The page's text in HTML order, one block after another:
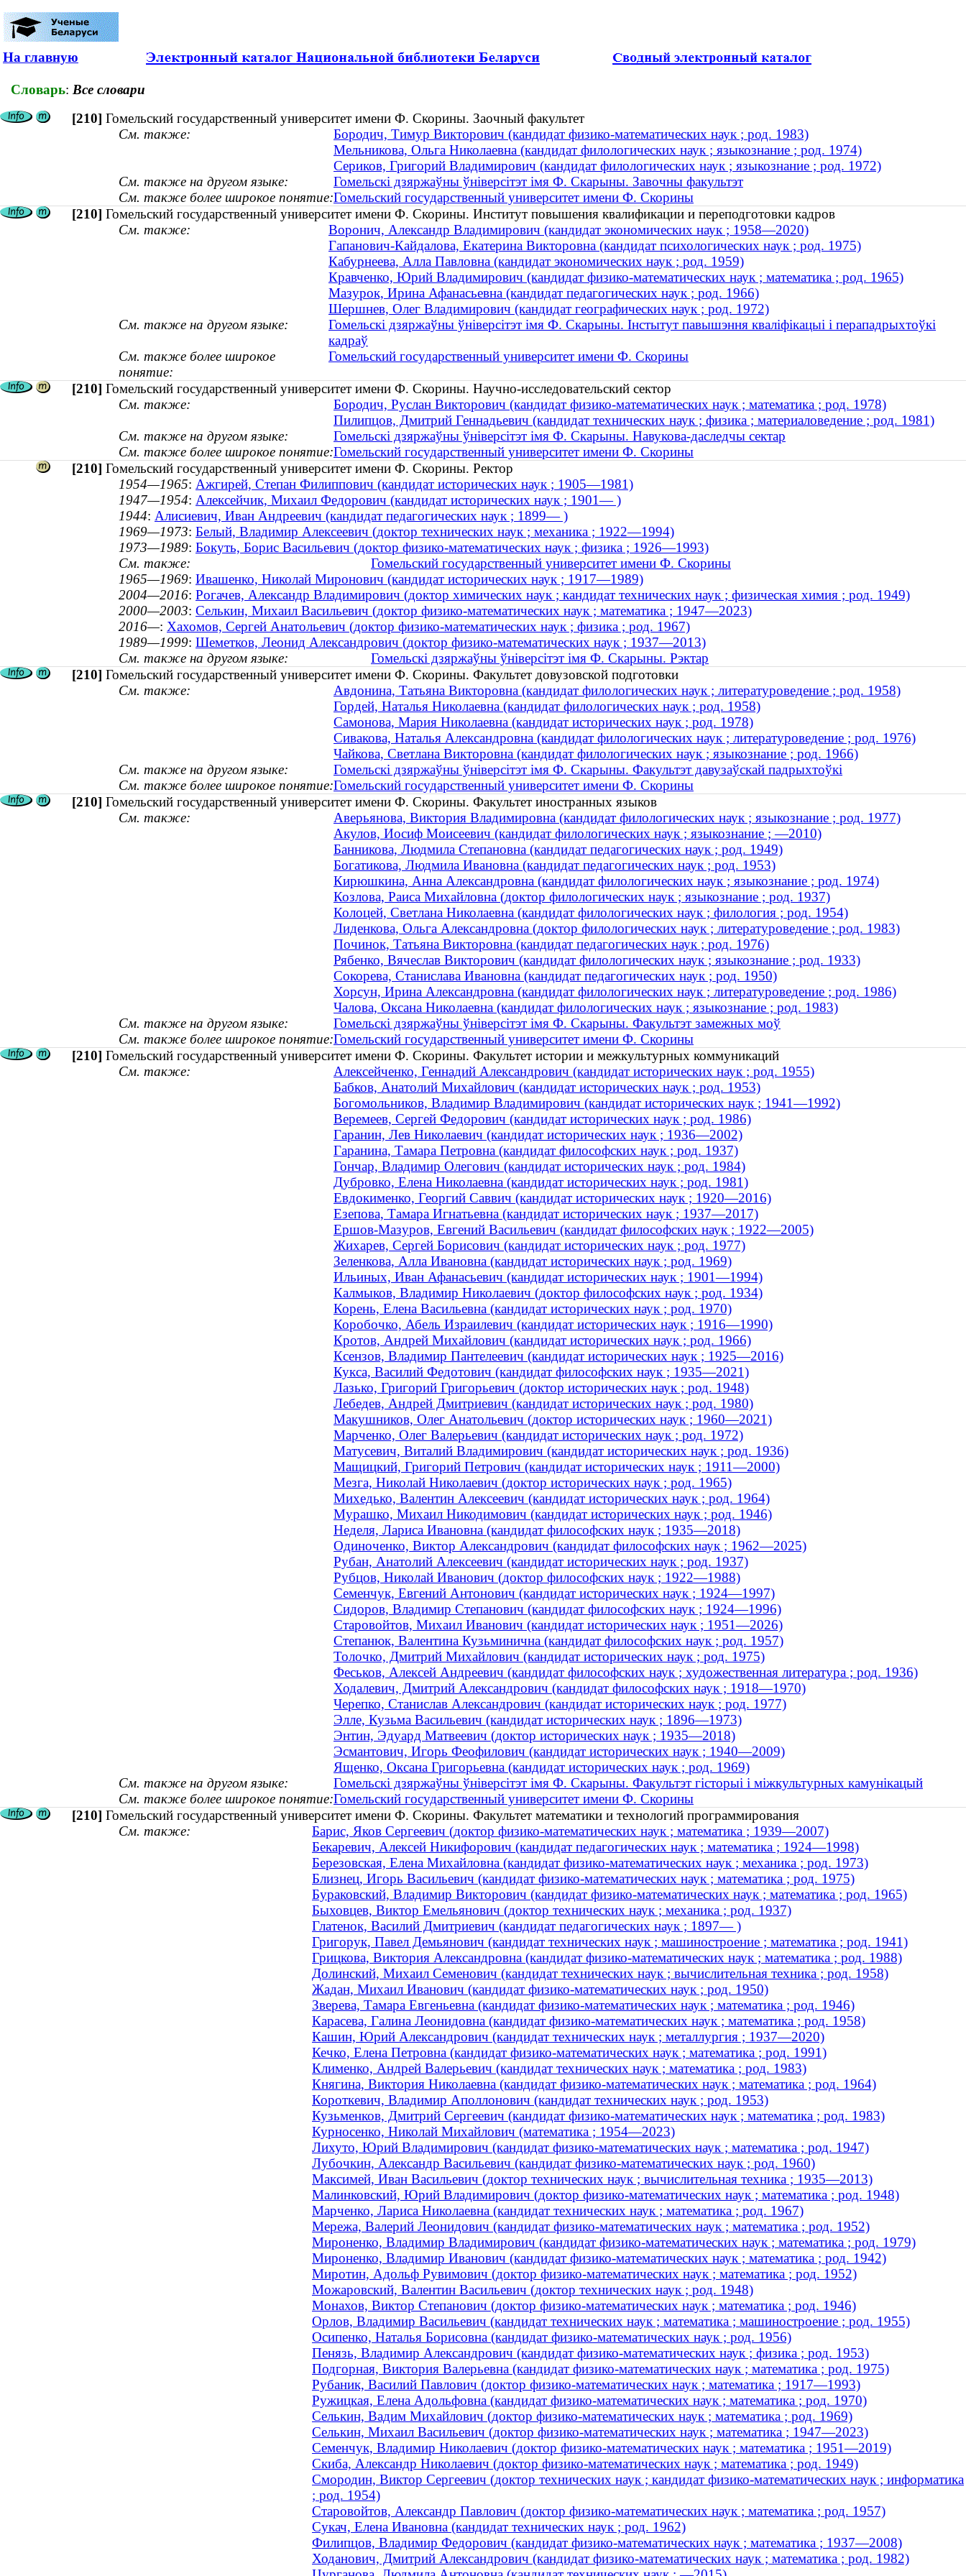
На главную
Словарь: Все словари
[210] Гомельский государственный университет имени Ф. Скорины. Заочный факультет
См. также:
Бородич, Тимур Викторович (кандидат физико-математических наук ; род. 1983)
Мельникова, Ольга Николаевна (кандидат филологических наук ; языкознание ; род. 1974)
Сериков, Григорий Владимирович (кандидат филологических наук ; языкознание ; род. 1972)
См. также на другом языке:
Гомельскі дзяржаўны ўніверсітэт імя Ф. Скарыны. Завочны факультэт
См. также более широкое понятие:Гомельский государственный университет имени Ф. Скорины
[210] Гомельский государственный университет имени Ф. Скорины. Институт повышения квалификации и переподготовки кадров
См. также:
Воронич, Александр Владимирович (кандидат экономических наук ; 1958—2020)
Гапанович-Кайдалова, Екатерина Викторовна (кандидат психологических наук ; род. 1975)
Кабурнеева, Алла Павловна (кандидат экономических наук ; род. 1959)
Кравченко, Юрий Владимирович (кандидат физико-математических наук ; математика ; род. 1965)
Мазурок, Ирина Афанасьевна (кандидат педагогических наук ; род. 1966)
Шершнев, Олег Владимирович (кандидат географических наук ; род. 1972)
См. также на другом языке:
Гомельскі дзяржаўны ўніверсітэт імя Ф. Скарыны. Інстытут павышэння кваліфікацыі і перападрыхтоўкі
кадраў
См. также более широкое
понятие:
Гомельский государственный университет имени Ф. Скорины
[210] Гомельский государственный университет имени Ф. Скорины. Научно-исследовательский сектор
См. также:
Бородич, Руслан Викторович (кандидат физико-математических наук ; математика ; род. 1978)
Пилипцов, Дмитрий Геннадьевич (кандидат технических наук ; физика ; материаловедение ; род. 1981)
См. также на другом языке:
Гомельскі дзяржаўны ўніверсітэт імя Ф. Скарыны. Навукова-даследчы сектар
См. также более широкое понятие:Гомельский государственный университет имени Ф. Скорины
[210] Гомельский государственный университет имени Ф. Скорины. Ректор
1954—1965: Ажгирей, Степан Филиппович (кандидат исторических наук ; 1905—1981)
1947—1954: Алексейчик, Михаил Федорович (кандидат исторических наук ; 1901— )
1944: Алисиевич, Иван Андреевич (кандидат педагогических наук ; 1899— )
1969—1973: Белый, Владимир Алексеевич (доктор технических наук ; механика ; 1922—1994)
1973—1989: Бокуть, Борис Васильевич (доктор физико-математических наук ; физика ; 1926—1993)
См. также:
Гомельский государственный университет имени Ф. Скорины
1965—1969: Ивашенко, Николай Миронович (кандидат исторических наук ; 1917—1989)
2004—2016: Рогачев, Александр Владимирович (доктор химических наук ; кандидат технических наук ; физическая химия ; род. 1949)
2000—2003: Селькин, Михаил Васильевич (доктор физико-математических наук ; математика ; 1947—2023)
2016—: Хахомов, Сергей Анатольевич (доктор физико-математических наук ; физика ; род. 1967)
1989—1999: Шеметков, Леонид Александрович (доктор физико-математических наук ; 1937—2013)
См. также на другом языке:
Гомельскі дзяржаўны ўніверсітэт імя Ф. Скарыны. Рэктар
[210] Гомельский государственный университет имени Ф. Скорины. Факультет довузовской подготовки
См. также:
Авдонина, Татьяна Викторовна (кандидат филологических наук ; литературоведение ; род. 1958)
Гордей, Наталья Николаевна (кандидат филологических наук ; род. 1958)
Самонова, Мария Николаевна (кандидат исторических наук ; род. 1978)
Сивакова, Наталья Александровна (кандидат филологических наук ; литературоведение ; род. 1976)
Чайкова, Светлана Викторовна (кандидат филологических наук ; языкознание ; род. 1966)
См. также на другом языке:
Гомельскі дзяржаўны ўніверсітэт імя Ф. Скарыны. Факультэт давузаўскай падрыхтоўкі
См. также более широкое понятие:Гомельский государственный университет имени Ф. Скорины
[210] Гомельский государственный университет имени Ф. Скорины. Факультет иностранных языков
См. также:
Аверьянова, Виктория Владимировна (кандидат филологических наук ; языкознание ; род. 1977)
Акулов, Иосиф Моисеевич (кандидат филологических наук ; языкознание ; —2010)
Банникова, Людмила Степановна (кандидат педагогических наук ; род. 1949)
Богатикова, Людмила Ивановна (кандидат педагогических наук ; род. 1953)
Кирюшкина, Анна Александровна (кандидат филологических наук ; языкознание ; род. 1974)
Козлова, Раиса Михайловна (доктор филологических наук ; языкознание ; род. 1937)
Колоцей, Светлана Николаевна (кандидат филологических наук ; филология ; род. 1954)
Лиденкова, Ольга Александровна (доктор филологических наук ; литературоведение ; род. 1983)
Починок, Татьяна Викторовна (кандидат педагогических наук ; род. 1976)
Рябенко, Вячеслав Викторович (кандидат филологических наук ; языкознание ; род. 1933)
Сокорева, Станислава Ивановна (кандидат педагогических наук ; род. 1950)
Хорсун, Ирина Александровна (кандидат филологических наук ; литературоведение ; род. 1986)
Чалова, Оксана Николаевна (кандидат филологических наук ; языкознание ; род. 1983)
См. также на другом языке:
Гомельскі дзяржаўны ўніверсітэт імя Ф. Скарыны. Факультэт замежных моў
См. также более широкое понятие:Гомельский государственный университет имени Ф. Скорины
[210] Гомельский государственный университет имени Ф. Скорины. Факультет истории и межкультурных коммуникаций
См. также:
Алексейченко, Геннадий Александрович (кандидат исторических наук ; род. 1955)
Бабков, Анатолий Михайлович (кандидат исторических наук ; род. 1953)
Богомольников, Владимир Владимирович (кандидат исторических наук ; 1941—1992)
Веремеев, Сергей Федорович (кандидат исторических наук ; род. 1986)
Гаранин, Лев Николаевич (кандидат исторических наук ; 1936—2002)
Гаранина, Тамара Петровна (кандидат философских наук ; род. 1937)
Гончар, Владимир Олегович (кандидат исторических наук ; род. 1984)
Дубровко, Елена Николаевна (кандидат исторических наук ; род. 1981)
Евдокименко, Георгий Саввич (кандидат исторических наук ; 1920—2016)
Езепова, Тамара Игнатьевна (кандидат исторических наук ; 1937—2017)
Ершов-Мазуров, Евгений Васильевич (кандидат философских наук ; 1922—2005)
Жихарев, Сергей Борисович (кандидат исторических наук ; род. 1977)
Зеленкова, Алла Ивановна (кандидат исторических наук ; род. 1969)
Ильиных, Иван Афанасьевич (кандидат исторических наук ; 1901—1994)
Калмыков, Владимир Николаевич (доктор философских наук ; род. 1934)
Корень, Елена Васильевна (кандидат исторических наук ; род. 1970)
Коробочко, Абель Израилевич (кандидат исторических наук ; 1916—1990)
Кротов, Андрей Михайлович (кандидат исторических наук ; род. 1966)
Ксензов, Владимир Пантелеевич (кандидат исторических наук ; 1925—2016)
Кукса, Василий Федотович (кандидат философских наук ; 1935—2021)
Лазько, Григорий Григорьевич (доктор исторических наук ; род. 1948)
Лебедев, Андрей Дмитриевич (кандидат исторических наук ; род. 1980)
Макушников, Олег Анатольевич (доктор исторических наук ; 1960—2021)
Марченко, Олег Валерьевич (кандидат исторических наук ; род. 1972)
Матусевич, Виталий Владимирович (кандидат исторических наук ; род. 1936)
Мащицкий, Григорий Петрович (кандидат исторических наук ; 1911—2000)
Мезга, Николай Николаевич (доктор исторических наук ; род. 1965)
Михедько, Валентин Алексеевич (кандидат исторических наук ; род. 1964)
Мурашко, Михаил Никодимович (кандидат исторических наук ; род. 1946)
Неделя, Лариса Ивановна (кандидат философских наук ; 1935—2018)
Одиноченко, Виктор Александрович (кандидат философских наук ; 1962—2025)
Рубан, Анатолий Алексеевич (кандидат исторических наук ; род. 1937)
Рубцов, Николай Иванович (доктор философских наук ; 1922—1988)
Семенчук, Евгений Антонович (кандидат исторических наук ; 1924—1997)
Сидоров, Владимир Степанович (кандидат философских наук ; 1924—1996)
Старовойтов, Михаил Иванович (кандидат исторических наук ; 1951—2026)
Степанюк, Валентина Кузьминична (кандидат философских наук ; род. 1957)
Толочко, Дмитрий Михайлович (кандидат исторических наук ; род. 1975)
Феськов, Алексей Андреевич (кандидат философских наук ; художественная литература ; род. 1936)
Ходалевич, Дмитрий Александрович (кандидат философских наук ; 1918—1970)
Черепко, Станислав Александрович (кандидат исторических наук ; род. 1977)
Элле, Кузьма Васильевич (кандидат исторических наук ; 1896—1973)
Энтин, Эдуард Матвеевич (доктор исторических наук ; 1935—2018)
Эсмантович, Игорь Феофилович (кандидат исторических наук ; 1940—2009)
Ященко, Оксана Григорьевна (кандидат исторических наук ; род. 1969)
См. также на другом языке:
Гомельскі дзяржаўны ўніверсітэт імя Ф. Скарыны. Факультэт гісторыі і міжкультурных камунікацый
См. также более широкое понятие:Гомельский государственный университет имени Ф. Скорины
[210] Гомельский государственный университет имени Ф. Скорины. Факультет математики и технологий программирования
См. также:
Барис, Яков Сергеевич (доктор физико-математических наук ; математика ; 1939—2007)
Бекаревич, Алексей Никифорович (кандидат педагогических наук ; математика ; 1924—1998)
Березовская, Елена Михайловна (кандидат физико-математических наук ; механика ; род. 1973)
Близнец, Игорь Васильевич (кандидат физико-математических наук ; математика ; род. 1975)
Бураковский, Владимир Викторович (кандидат физико-математических наук ; математика ; род. 1965)
Быховцев, Виктор Емельянович (доктор технических наук ; механика ; род. 1937)
Глатенок, Василий Дмитриевич (кандидат педагогических наук ; 1897— )
Григорук, Павел Демьянович (кандидат технических наук ; машиностроение ; математика ; род. 1941)
Грицкова, Виктория Александровна (кандидат физико-математических наук ; математика ; род. 1988)
Долинский, Михаил Семенович (кандидат технических наук ; вычислительная техника ; род. 1958)
Жадан, Михаил Иванович (кандидат физико-математических наук ; род. 1950)
Зверева, Тамара Евгеньевна (кандидат физико-математических наук ; математика ; род. 1946)
Карасева, Галина Леонидовна (кандидат физико-математических наук ; математика ; род. 1958)
Кашин, Юрий Александрович (кандидат технических наук ; металлургия ; 1937—2020)
Кечко, Елена Петровна (кандидат физико-математических наук ; математика ; род. 1991)
Клименко, Андрей Валерьевич (кандидат технических наук ; математика ; род. 1983)
Княгина, Виктория Николаевна (кандидат физико-математических наук ; математика ; род. 1964)
Короткевич, Владимир Аполлонович (кандидат технических наук ; род. 1953)
Кузьменков, Дмитрий Сергеевич (кандидат физико-математических наук ; математика ; род. 1983)
Курносенко, Николай Михайлович (математика ; 1954—2023)
Лихуто, Юрий Владимирович (кандидат физико-математических наук ; математика ; род. 1947)
Лубочкин, Александр Васильевич (кандидат физико-математических наук ; род. 1960)
Максимей, Иван Васильевич (доктор технических наук ; вычислительная техника ; 1935—2013)
Малинковский, Юрий Владимирович (доктор физико-математических наук ; математика ; род. 1948)
Марченко, Лариса Николаевна (кандидат технических наук ; математика ; род. 1967)
Мережа, Валерий Леонидович (кандидат физико-математических наук ; математика ; род. 1952)
Мироненко, Владимир Владимирович (кандидат физико-математических наук ; математика ; род. 1979)
Мироненко, Владимир Иванович (кандидат физико-математических наук ; математика ; род. 1942)
Миротин, Адольф Рувимович (доктор физико-математических наук ; математика ; род. 1952)
Можаровский, Валентин Васильевич (доктор технических наук ; род. 1948)
Монахов, Виктор Степанович (доктор физико-математических наук ; математика ; род. 1946)
Орлов, Владимир Васильевич (кандидат технических наук ; математика ; машиностроение ; род. 1955)
Осипенко, Наталья Борисовна (кандидат физико-математических наук ; род. 1956)
Пенязь, Владимир Александрович (кандидат физико-математических наук ; физика ; род. 1953)
Подгорная, Виктория Валерьевна (кандидат физико-математических наук ; математика ; род. 1975)
Рубаник, Василий Павлович (доктор физико-математических наук ; математика ; 1917—1993)
Ружицкая, Елена Адольфовна (кандидат физико-математических наук ; математика ; род. 1970)
Селькин, Вадим Михайлович (доктор физико-математических наук ; математика ; род. 1969)
Селькин, Михаил Васильевич (доктор физико-математических наук ; математика ; 1947—2023)
Семенчук, Владимир Николаевич (доктор физико-математических наук ; математика ; 1951—2019)
Скиба, Александр Николаевич (доктор физико-математических наук ; математика ; род. 1949)
Смородин, Виктор Сергеевич (доктор технических наук ; кандидат физико-математических наук ; информатика
; род. 1954)
Старовойтов, Александр Павлович (доктор физико-математических наук ; математика ; род. 1957)
Сукач, Елена Ивановна (кандидат технических наук ; род. 1962)
Филипцов, Владимир Федорович (кандидат физико-математических наук ; математика ; 1937—2008)
Ходанович, Дмитрий Александрович (кандидат физико-математических наук ; математика ; род. 1982)